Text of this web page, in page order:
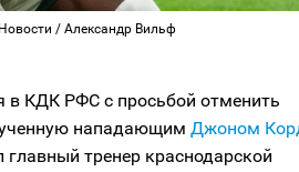
/ Александр Вильф
в КДК РФС с просьбой отменить
нападающим Джоном
главный тренер краснодарской